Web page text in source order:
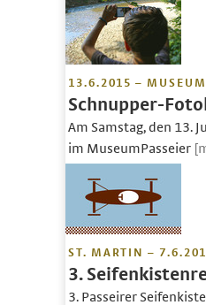
13.6.2015 –
Schnupper-
Am Samstag, den 13.
im MuseumPasseier
ST. MARTIN –
3.
3. Passeirer